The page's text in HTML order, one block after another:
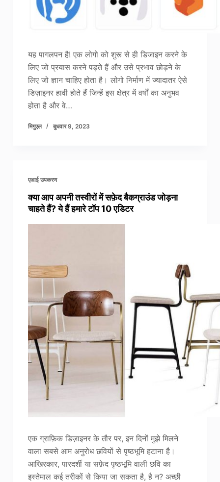
यह पागलपन है! एक लोगो को शुरू से ही डिजाइन करने के
लिए जो प्रयास करने पड़ते हैं और उसे प्रभाव छोड़ने के
लिए जो ज्ञान चाहिए होता है। लोगो निर्माण में ज्यादातर ऐसे
डिज़ाइनर हावी होते हैं जिन्हें इस क्षेत्र में वर्षों का अनुभव
होता है और वे…
मिगुएल बुधवार 9, 2023
एआई उपकरण
क्या आप अपनी तस्वीरों में सफ़ेद बैकग्राउंड जोड़ना
चाहते हैं? ये हैं हमारे टॉप 10 एडिटर
एक ग्राफ़िक डिज़ाइनर के तौर पर, इन दिनों मुझे मिलने
वाला सबसे आम अनुरोध छवियों से पृष्ठभूमि हटाना है।
आखिरकार, पारदर्शी या सफ़ेद पृष्ठभूमि वाली छवि का
इस्तेमाल कई तरीकों से किया जा सकता है, है न? अच्छी